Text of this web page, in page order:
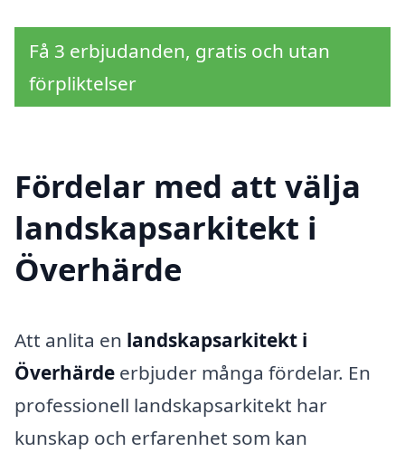
Få 3 erbjudanden, gratis och utan
förpliktelser
Fördelar med att välja
landskapsarkitekt i
Överhärde
Att anlita en landskapsarkitekt i
Överhärde erbjuder många fördelar. En
professionell landskapsarkitekt har
kunskap och erfarenhet som kan